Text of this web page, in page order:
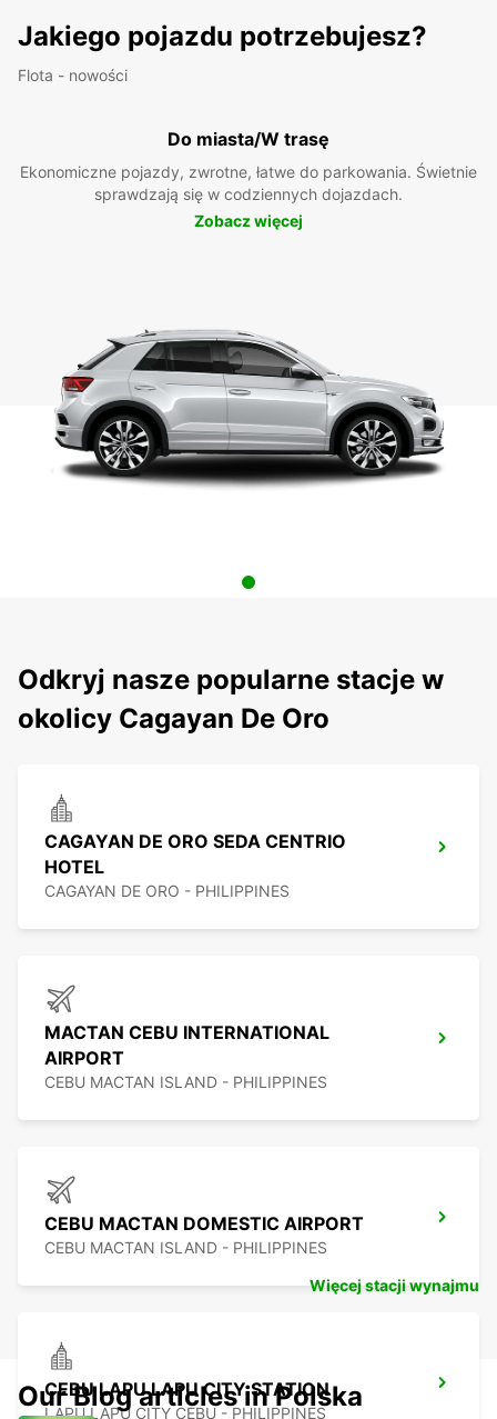
Jakiego pojazdu potrzebujesz?
Flota - nowości
Do miasta/W trasę
Ekonomiczne pojazdy, zwrotne, łatwe do parkowania. Świetnie
sprawdzają się w codziennych dojazdach.
Zobacz więcej
Odkryj nasze popularne stacje w
okolicy Cagayan De Oro
CAGAYAN DE ORO SEDA CENTRIO
HOTEL
CAGAYAN DE ORO - PHILIPPINES
MACTAN CEBU INTERNATIONAL
AIRPORT
CEBU MACTAN ISLAND - PHILIPPINES
CEBU MACTAN DOMESTIC AIRPORT
CEBU MACTAN ISLAND - PHILIPPINES
CEBU LAPU LAPU CITY STATION
LAPU LAPU CITY CEBU - PHILIPPINES
Więcej stacji wynajmu
Our Blog articles in Polska